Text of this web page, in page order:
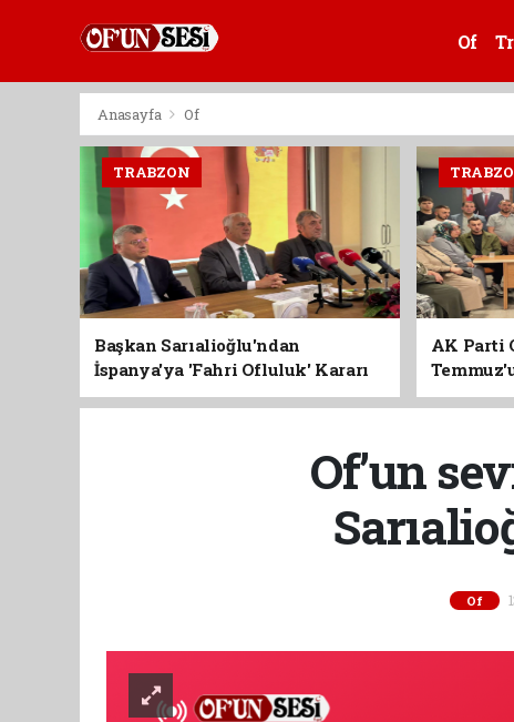
Of
Anasayfa Of
TRABZON
Başkan Sarıalioğlu'ndan
İspanya'ya 'Fahri Ofluluk' Kararı
AK Parti
Birlik
Of’un
Of